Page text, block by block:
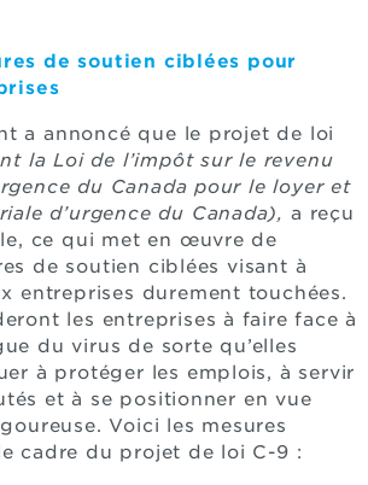
de soutien ciblées pour
a annoncé que le projet de loi
la Loi de l’impôt sur le revenu
du Canada pour le loyer et
d’urgence du Canada), a reçu
ce qui met en œuvre de
de soutien ciblées visant à
entreprises durement touchées.
les entreprises à faire face à
du virus de sorte qu’elles
à protéger les emplois, à servir
et à se positionner en vue
Voici les mesures
cadre du projet de loi C-9 :